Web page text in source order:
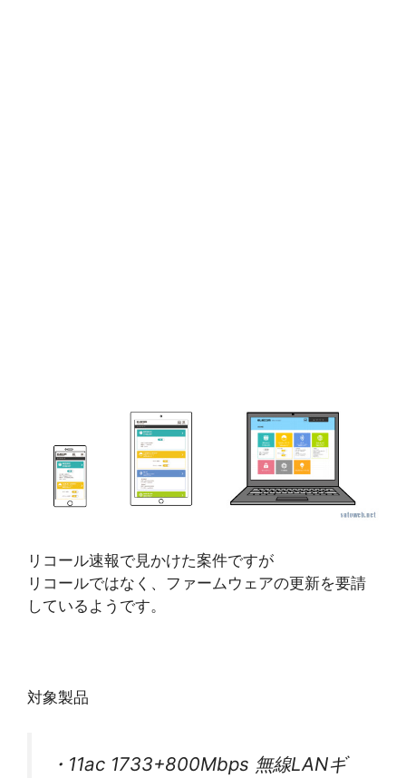
リコール速報で見かけた案件ですが
リコールではなく、ファームウェアの更新を要請
しているようです。
対象製品
・11ac 1733+800Mbps 無線LANギ